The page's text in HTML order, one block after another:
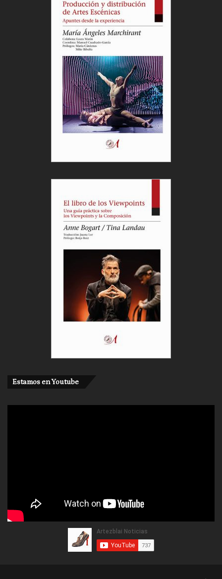
Estamos en Youtube